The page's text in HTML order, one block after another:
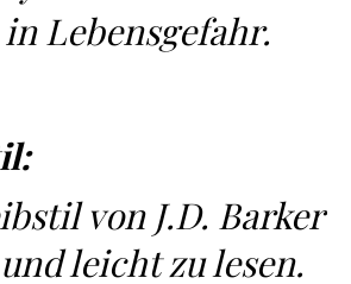
Lebensgefahr.
von J.D. Barker
leicht zu lesen.